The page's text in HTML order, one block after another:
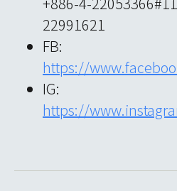
22991621
FB:
https://
IG:
https://